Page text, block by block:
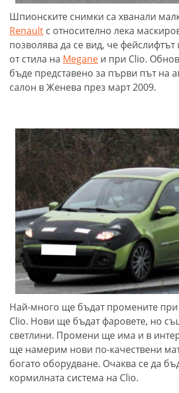
Шпионските снимки са хванали
Renault с относително лека
позволява да се вид, че
от стила на Mеgane и при Clio.
бъде представено за първи път на
салон в Женева през март 2009.
Най-много ще бъдат промените при
Clio. Нови ще бъдат фаровете, но
светлини. Промени ще има и в
ще намерим нови по-качествени
богато оборудване. Очаква се да
кормилната система на Clio.